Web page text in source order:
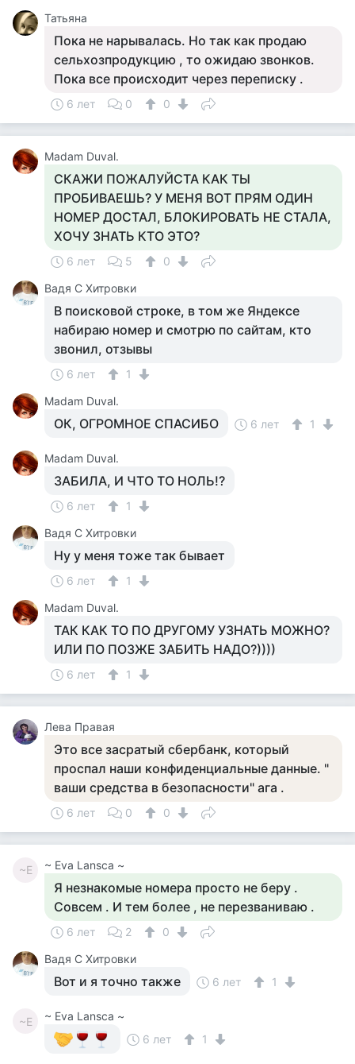
Татьяна
Пока не нарывалась. Но так как продаю
сельхозпродукцию , то ожидаю звонков.
Пока все происходит через переписку .
6 лет 0 0
Madam Duval.
СКАЖИ ПОЖАЛУЙСТА КАК ТЫ
ПРОБИВАЕШЬ? У МЕНЯ ВОТ ПРЯМ ОДИН
НОМЕР ДОСТАЛ, БЛОКИРОВАТЬ НЕ СТАЛА,
ХОЧУ ЗНАТЬ КТО ЭТО?
6 лет 5
0
Вадя С Хитровки
В поисковой строке, в том же Яндексе
набираю номер и смотрю по сайтам, кто
звонил, отзывы
6 лет
1
Madam Duval.
ОК, ОГРОМНОЕ СПАСИБО 6 лет 1
Madam Duval.
ЗАБИЛА, И ЧТО ТО НОЛЬ!?
6 лет
1
Вадя С Хитровки
Ну у меня тоже так бывает
6 лет
1
Madam Duval.
ТАК КАК ТО ПО ДРУГОМУ УЗНАТЬ МОЖНО?
ИЛИ ПО ПОЗЖЕ ЗАБИТЬ НАДО?))))
6 лет 1
Лева Правая
Это все засратый сбербанк, который
проспал наши конфиденциальные данные. "
ваши средства в безопасности" ага .
6 лет 0 0
~E ~ Eva Lansca ~
Я незнакомые номера просто не беру .
Совсем . И тем более , не перезваниваю .
6 лет 2
0
Вадя С Хитровки
Вот и я точно также 6 лет 1
~E
~ Eva Lansca ~
6 лет
1